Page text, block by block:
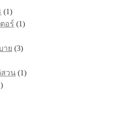
(1)
อร์ (1)
าย (3)
วน (1)